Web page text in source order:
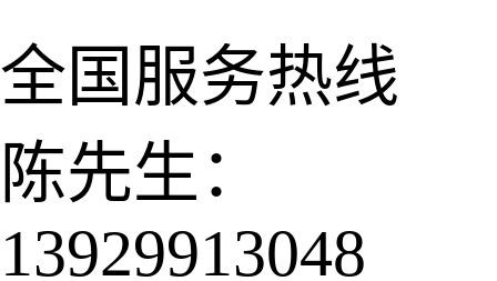
全国服务热线
陈先生：
13929913048